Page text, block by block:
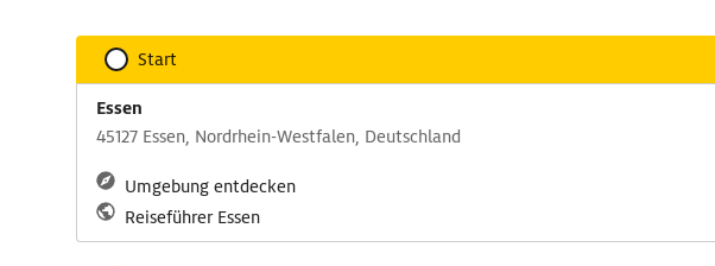
Start
Essen
45127 Essen, Nordrhein-Westfalen, Deutschland
Umgebung entdecken
Reiseführer Essen